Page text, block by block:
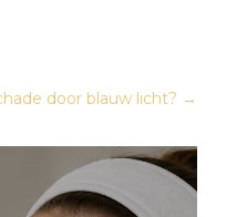
door blauw licht? →